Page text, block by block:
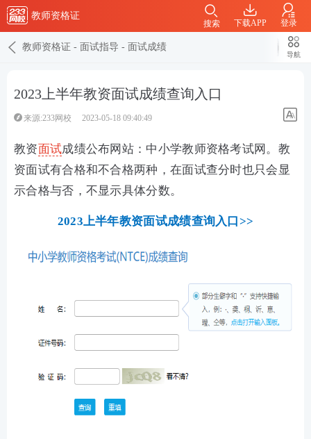
教师资格证
下载APP 登录
搜索
教师资格证 - 面试指导 - 面试成绩
导航
2023上半年教资面试成绩查询入口
来源:233网校 2023-05-18 09:40:49
教资面试成绩公布网站：中小学教师资格考试网。教
资面试有合格和不合格两种，在面试查分时也只会显
示合格与否，不显示具体分数。
2023上半年教资面试成绩查询入口>>